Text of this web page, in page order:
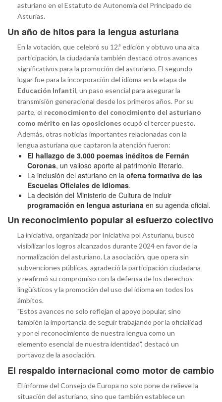
asturiano en el Estatuto de Autonomía del Principado de
Asturias.
Un año de hitos para la lengua asturiana
En la votación, que celebró su 12.ª edición y obtuvo una alta
participación, la ciudadanía también destacó otros avances
significativos para la promoción del asturiano. El segundo
lugar fue para la incorporación del idioma en la etapa de
Educación Infantil, un paso esencial para asegurar la
transmisión generacional desde los primeros años. Por su
parte, el reconocimiento del conocimiento del asturiano
como mérito en las oposiciones ocupó el tercer puesto.
Además, otras noticias importantes relacionadas con la
lengua asturiana que captaron la atención fueron:
El hallazgo de 3.000 poemas inéditos de Fernán
Coronas, un valioso aporte al patrimonio literario.
La inclusión del asturiano en la oferta formativa de las
Escuelas Oficiales de Idiomas.
La decisión del Ministerio de Cultura de incluir
programación en lengua asturiana en su agenda oficial.
Un reconocimiento popular al esfuerzo colectivo
La iniciativa, organizada por Iniciativa pol Asturianu, buscó
visibilizar los logros alcanzados durante 2024 en favor de la
normalización del asturiano. La asociación, que opera sin
subvenciones públicas, agradeció la participación ciudadana
y reafirmó su compromiso con la defensa de los derechos
lingüísticos y la promoción del uso del idioma en todos los
ámbitos.
"Estos avances no solo reflejan el apoyo popular, sino
también la importancia de seguir trabajando por la oficialidad
y por el reconocimiento de nuestra lengua como un
elemento esencial de nuestra identidad", destacó un
portavoz de la asociación.
El respaldo internacional como motor de cambio
El informe del Consejo de Europa no solo pone de relieve la
situación del asturiano, sino que también establece un